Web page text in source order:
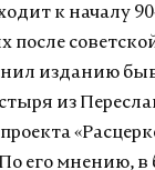
к началу
после
изданию
из
его мнению, в